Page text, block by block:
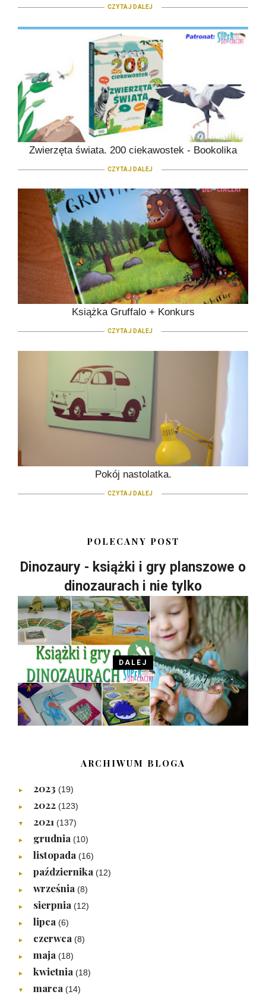
CZYTAJ DALEJ
Zwierzęta świata. 200 ciekawostek - Bookolika
CZYTAJ DALEJ
Książka Gruffalo + Konkurs
CZYTAJ DALEJ
Pokój nastolatka.
CZYTAJ DALEJ
POLECANY POST
Dinozaury - książki i gry planszowe o
dinozaurach i nie tylko
DALEJ
ARCHIWUM BLOGA
► 2023 (19)
► 2022 (123)
▼ 2021 (137)
► grudnia (10)
► listopada (16)
► października (12)
► września (8)
► sierpnia (12)
► lipca (6)
► czerwca (8)
► maja (18)
► kwietnia (18)
▼ marca (14)